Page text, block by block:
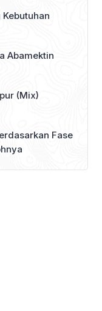
Abamektin
(Mix)
Fase